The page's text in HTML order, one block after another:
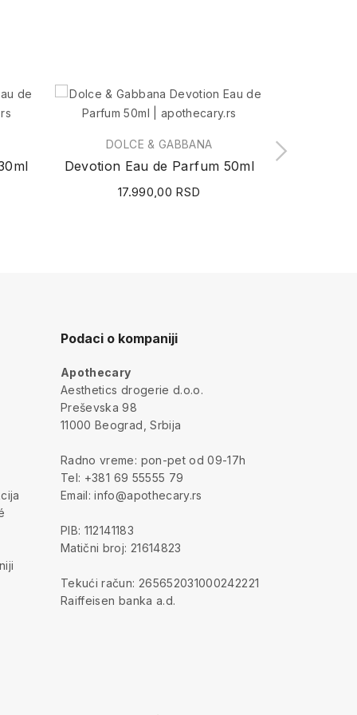
DOLCE & GABBANA
Devotion Eau de Parfum 50ml
17.990,00 RSD
Podaci o kompaniji
Apothecary
Aesthetics drogerie d.o.o.
Preševska 98
11000 Beograd, Srbija
Radno vreme: pon-pet od 09-17h
Tel: +381 69 55555 79
Email: info@apothecary.rs
PIB: 112141183
Matični broj: 21614823
Tekući račun: 265652031000242221
Raiffeisen banka a.d.